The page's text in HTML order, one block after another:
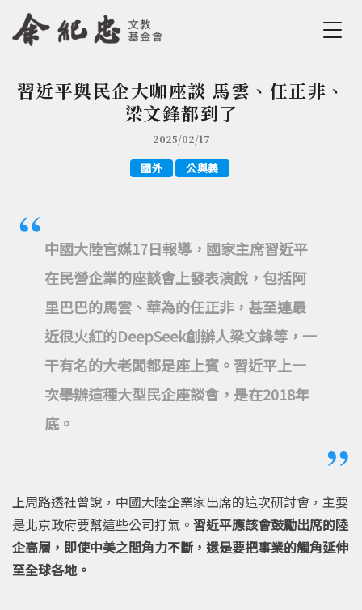
Jump to Navigation
Jump to Main content
您在這裡
習近平與民企大咖座談 馬雲、任正非、
梁文鋒都到了
2025/02/17
國外 公與義
中國大陸官媒17日報導，國家主席習近平
在民營企業的座談會上發表演說，包括阿
里巴巴的馬雲、華為的任正非，甚至連最
近很火紅的DeepSeek創辦人梁文鋒等，一
干有名的大老闆都是座上賓。習近平上一
次舉辦這種大型民企座談會，是在2018年
底。
上周路透社曾說，中國大陸企業家出席的這次研討會，主要
是北京政府要幫這些公司打氣。 習近平應該會鼓勵出席的陸
企高層，即使中美之間角力不斷，還是要把事業的觸角延伸
至全球各地。